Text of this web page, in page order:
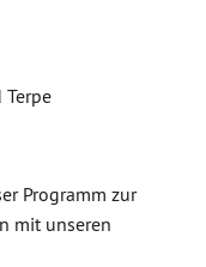
Programm zur
mit unseren